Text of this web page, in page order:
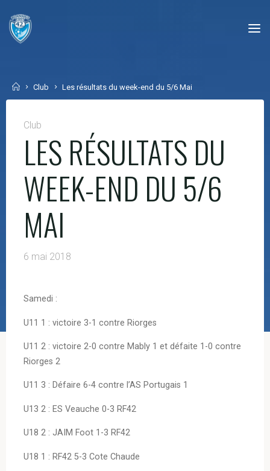
content
Home
Club Les résultats du week-end du 5/6 Mai
Club
LES RÉSULTATS DU
WEEK-END DU 5/6
MAI
6 mai 2018
Samedi :
U11 1 : victoire 3-1 contre Riorges
U11 2 : victoire 2-0 contre Mably 1 et défaite 1-0 contre
Riorges 2
U11 3 : Défaire 6-4 contre l’AS Portugais 1
U13 2 : ES Veauche 0-3 RF42
U18 2 : JAIM Foot 1-3 RF42
U18 1 : RF42 5-3 Cote Chaude